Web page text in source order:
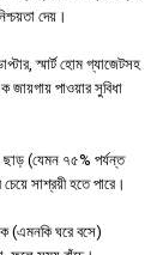
দেয়।
স্মার্ট হোম গ্যাজেটসহ
জায়গায় পাওয়ার সুবিধা
ছাড় (যেমন ৭৫% পর্যন্ত
সাশ্রয়ী হতে পারে।
(এমনকি ঘরে বসে)